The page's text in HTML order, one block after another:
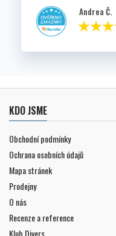
Andrea Č.
KDO JSME
Obchodní podmínky
Ochrana osobních údajů
Mapa stránek
Prodejny
O nás
Recenze a reference
Klub Divers